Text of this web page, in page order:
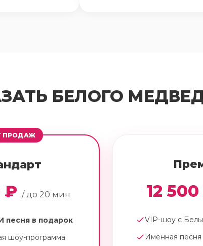
БЕЛОГО
ПРОДАЖ
₽ / до 20 мин
песня в подарок
шоу-программа
12
VIP-шоу с
Именная песня